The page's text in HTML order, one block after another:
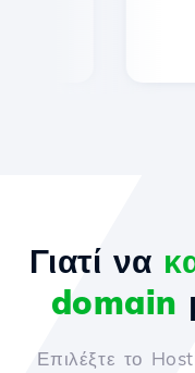
Γιατί να
domain
Επιλέξτε το